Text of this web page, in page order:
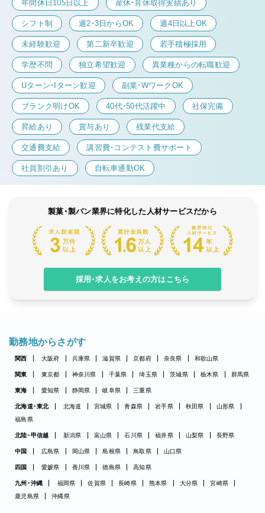
年間休日105日以上 産休・育休取得実績あり
シフト制 週2・3日からOK 週4日以上OK
未経験歓迎 第二新卒歓迎 若手積極採用
学歴不問 独立希望歓迎 異業種からの転職歓迎
Uターン・Iターン歓迎 副業・WワークOK
ブランク明けOK 40代・50代活躍中 社保完備
昇給あり 賞与あり 残業代支給
交通費支給 講習費・コンテスト費サポート
社員割引あり 自転車通勤OK
製菓・製パン業界に特化した人材サービスだから
採用・求人をお考えの方はこちら
勤務地からさがす
関西 大阪府 兵庫県 滋賀県 京都府 奈良県 和歌山県
関東 東京都 神奈川県 千葉県 埼玉県 茨城県 栃木県 群馬県
東海 愛知県 静岡県 岐阜県 三重県
北海道・東北 北海道 宮城県 青森県 岩手県 秋田県
山形県
福島県
北陸・甲信越 新潟県 富山県 石川県 福井県 山梨県 長野県
中国 広島県 岡山県 島根県 鳥取県 山口県
四国 愛媛県 香川県 徳島県 高知県
九州・沖縄 福岡県 佐賀県 長崎県 熊本県 大分県
宮崎県
鹿児島県
沖縄県